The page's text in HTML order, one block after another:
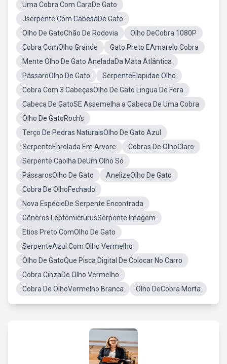
Uma Cobra Com CaraDe Gato
Jserpente Com CabesaDe Gato
Olho De GatoChão De Rodovia
Olho DeCobra 1080P
Cobra ComOlho Grande
Gato Preto EAmarelo Cobra
Mente Olho De Gato AneladaDa Mata Atlântica
PássaroOlho De Gato
SerpenteElapidae Olho
Cobra Com 3 CabeçasOlho De Gato Lingua De Fora
Cabeca De GatoSE Assemelha a Cabeca De Uma Cobra
Olho De GatoRoch's
Terço De Pedras NaturaisOlho De Gato Azul
SerpenteEnrolada Em Arvore
Cobras De OlhoClaro
Serpente Caolha DeUm Olho So
PássarosOlho De Gato
AnelizeOlho De Gato
Cobra De OlhoFechado
Nova EspécieDe Serpente Encontrada
Gêneros LeptomicrurusSerpente Imagem
Etios Preto ComOlho De Gato
SerpenteAzul Com Olho Vermelho
Olho De GatoQue Pisca Digital De Colocar No Carro
Cobra CinzaDe Olho Vermelho
Cobra De OlhoVermelho Branca
Olho DeCobra Morta